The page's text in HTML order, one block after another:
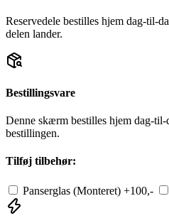
Reservedele bestilles hjem dag-til-
delen lander.
Bestillingsvare
Denne skærm bestilles hjem dag-
bestillingen.
Tilføj tilbehør:
Panserglas (Monteret) +100,-